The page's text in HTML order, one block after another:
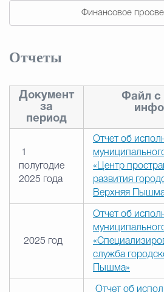
Финансовое
Отчеты
Документ
за
период
Файл с
1
полугодие
2025 года
Отчет об
«Центр
развития
Верхняя
2025 год
Отчет об
служба
Пышма»
Отчет об